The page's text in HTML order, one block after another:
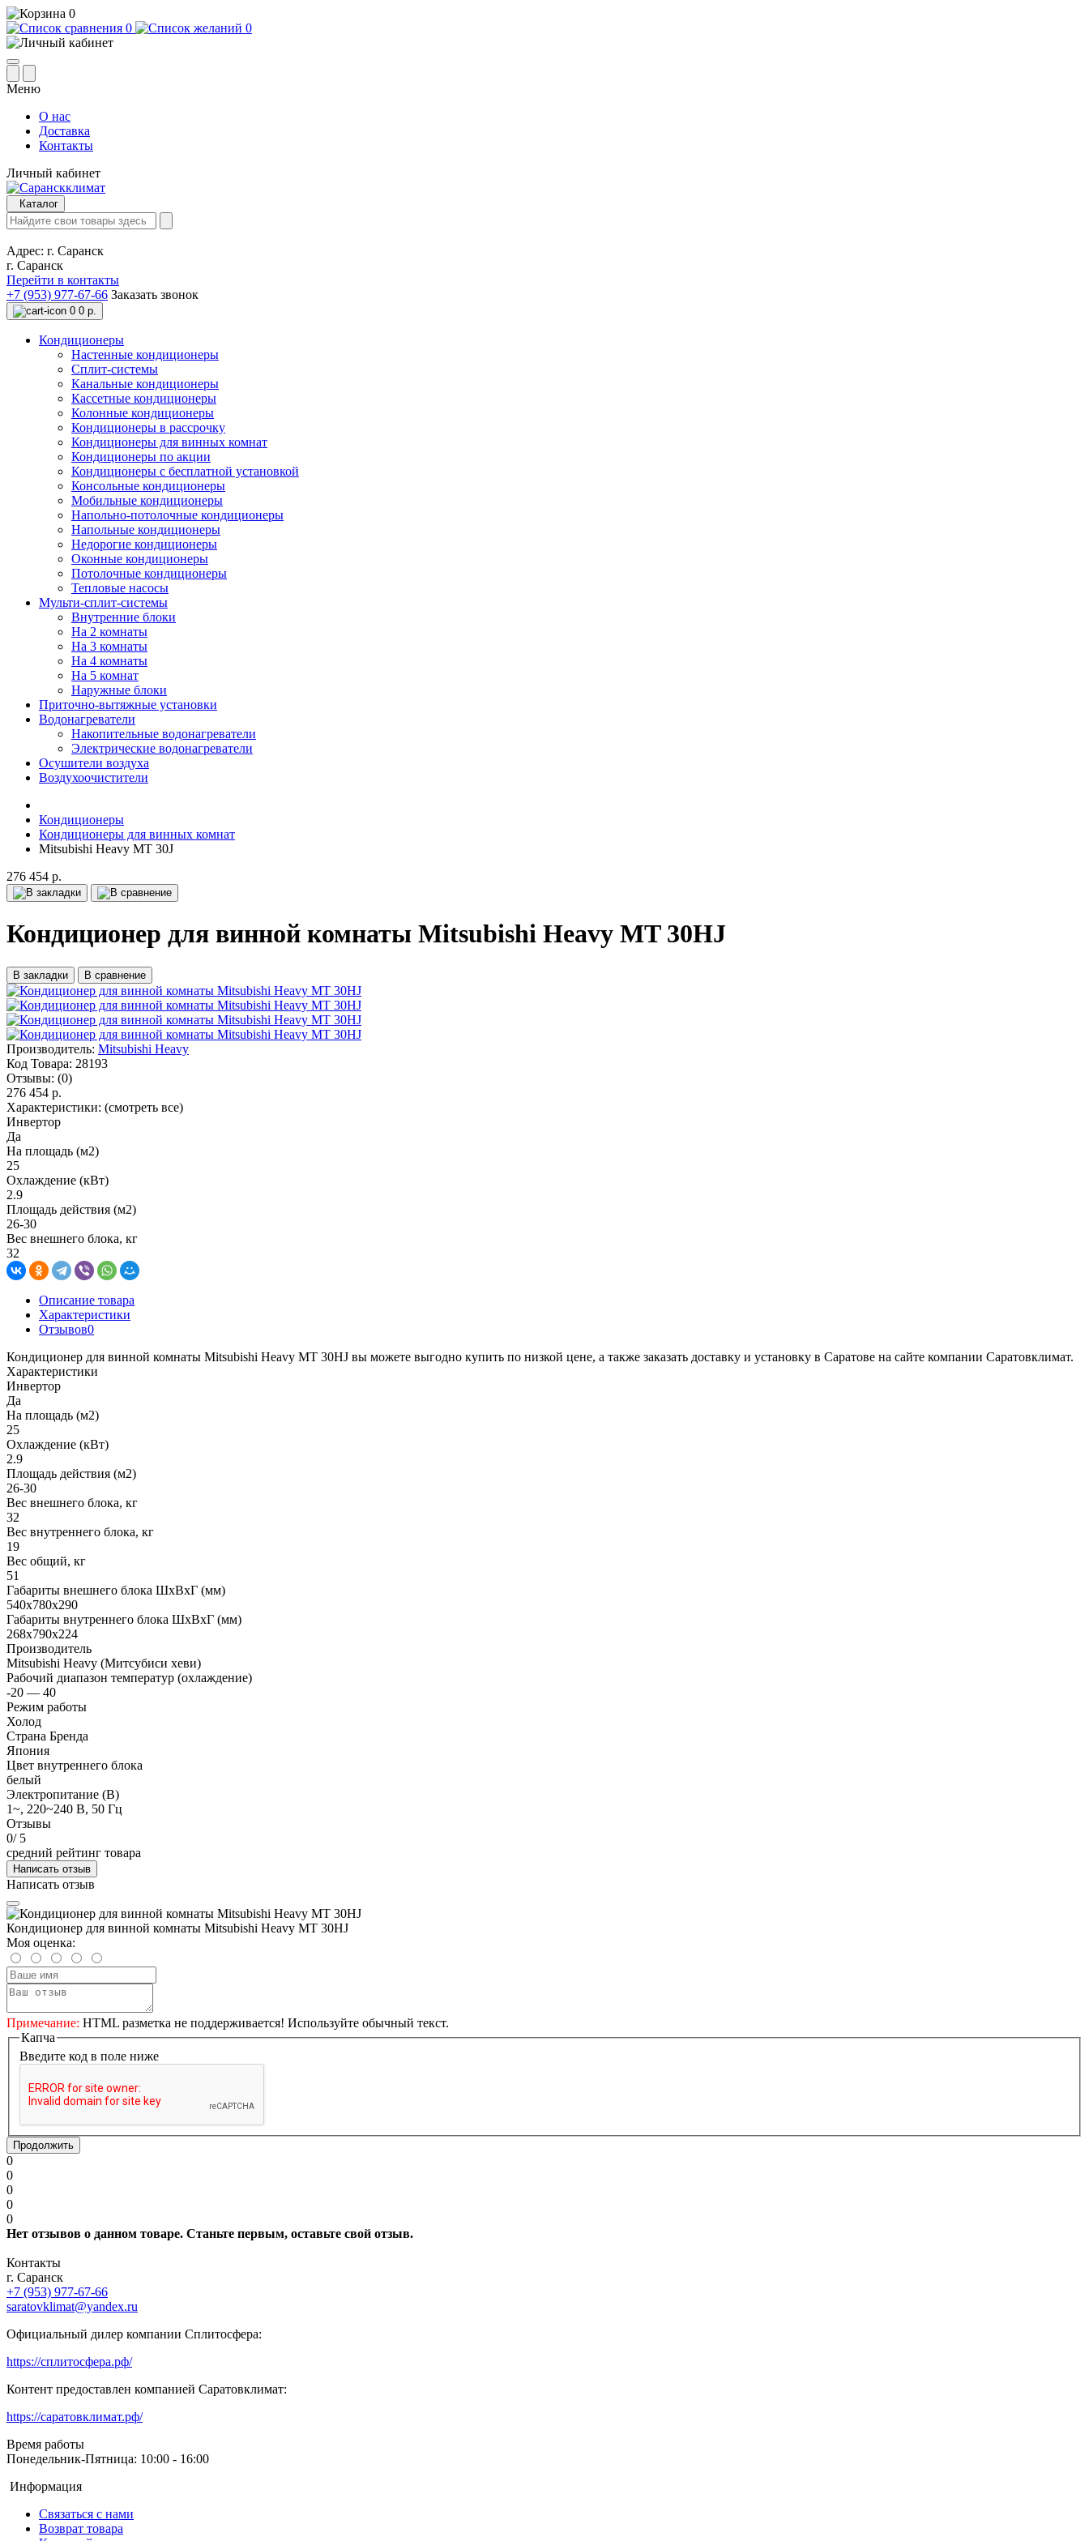
0
0
0
Меню
О нас
Доставка
Контакты
Личный кабинет
Каталог
Адрес: г. Саранск
г. Саранск
Перейти в контакты
+7 (953) 977-67-66 Заказать звонок
0 0 р.
Кондиционеры
Настенные кондиционеры
Сплит-системы
Канальные кондиционеры
Кассетные кондиционеры
Колонные кондиционеры
Кондиционеры в рассрочку
Кондиционеры для винных комнат
Кондиционеры по акции
Кондиционеры с бесплатной установкой
Консольные кондиционеры
Мобильные кондиционеры
Напольно-потолочные кондиционеры
Напольные кондиционеры
Недорогие кондиционеры
Оконные кондиционеры
Потолочные кондиционеры
Тепловые насосы
Мульти-сплит-системы
Внутренние блоки
На 2 комнаты
На 3 комнаты
На 4 комнаты
На 5 комнат
Наружные блоки
Приточно-вытяжные установки
Водонагреватели
Накопительные водонагреватели
Электрические водонагреватели
Осушители воздуха
Воздухоочистители
Кондиционеры
Кондиционеры для винных комнат
Mitsubishi Heavy MT 30J
276 454 р.
Кондиционер для винной комнаты Mitsubishi Heavy MT 30НJ
В закладки В сравнение
Производитель: Mitsubishi Heavy
Код Товара: 28193
Отзывы: (0)
276 454 р.
Характеристики: (смотреть все)
Инвертор
Да
На площадь (м2)
25
Охлаждение (кВт)
2.9
Площадь действия (м2)
26-30
Вес внешнего блока, кг
32
Описание товара
Характеристики
Отзывов0
Кондиционер для винной комнаты Mitsubishi Heavy MT 30НJ вы можете выгодно купить по низкой цене, а также заказать доставку и установку в Саратове на сайте компании Саратовклимат.
Характеристики
Инвертор
Да
На площадь (м2)
25
Охлаждение (кВт)
2.9
Площадь действия (м2)
26-30
Вес внешнего блока, кг
32
Вес внутреннего блока, кг
19
Вес общий, кг
51
Габариты внешнего блока ШхВхГ (мм)
540x780x290
Габариты внутреннего блока ШхВхГ (мм)
268x790x224
Производитель
Mitsubishi Heavy (Митсубиси хеви)
Рабочий диапазон температур (охлаждение)
-20 — 40
Режим работы
Холод
Страна Бренда
Япония
Цвет внутреннего блока
белый
Электропитание (В)
1~, 220~240 В, 50 Гц
Отзывы
0/ 5
средний рейтинг товара
Написать отзыв
Написать отзыв
Кондиционер для винной комнаты Mitsubishi Heavy MT 30НJ
Моя оценка:
Примечание: HTML разметка не поддерживается! Используйте обычный текст.
Капча
Введите код в поле ниже
Продолжить
0
0
0
0
0
Нет отзывов о данном товаре. Станьте первым, оставьте свой отзыв.
Контакты
г. Саранск
+7 (953) 977-67-66
saratovklimat@yandex.ru
Официальный дилер компании Сплитосфера:
https://сплитосфера.рф/
Контент предоставлен компанией Саратовклимат:
https://саратовклимат.рф/
Время работы
Понедельник-Пятница: 10:00 - 16:00
Информация
Связаться с нами
Возврат товара